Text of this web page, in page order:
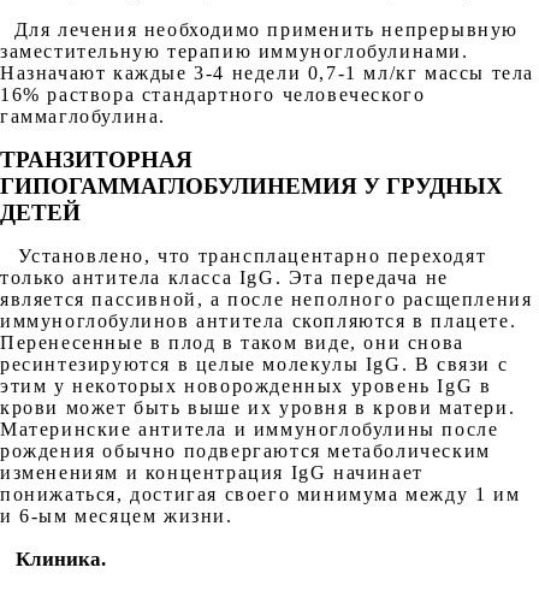
Для лечения необходимо применить непрерывную
заместительную терапию иммуноглобулинами.
Назначают каждые 3-4 недели 0,7-1 мл/кг массы тела
16% раствора стандартного человеческого
гаммаглобулина.
ТРАНЗИТОРНАЯ
ГИПОГАММАГЛОБУЛИНЕМИЯ У ГРУДНЫХ
ДЕТЕЙ
Установлено, что трансплацентарно переходят
только антитела класса IgG. Эта передача не
является пассивной, а после неполного расщепления
иммуноглобулинов антитела скопляются в плацете.
Перенесенные в плод в таком виде, они снова
ресинтезируются в целые молекулы IgG. В связи с
этим у некоторых новорожденных уровень IgG в
крови может быть выше их уровня в крови матери.
Материнские антитела и иммуноглобулины после
рождения обычно подвергаются метаболическим
изменениям и концентрация IgG начинает
понижаться, достигая своего минимума между 1 им
и 6-ым месяцем жизни.
Клиника.